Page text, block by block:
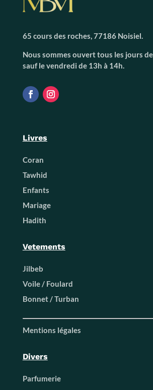
65 cours des roches, 77186 Noisiel.
Nous sommes ouvert tous les jours
sauf le vendredi de 13h à 14h.
Livres
Coran
Tawhid
Enfants
Mariage
Hadith
Vetements
Jilbeb
Voile / Foulard
Bonnet / Turban
Mentions légales
Divers
Parfumerie